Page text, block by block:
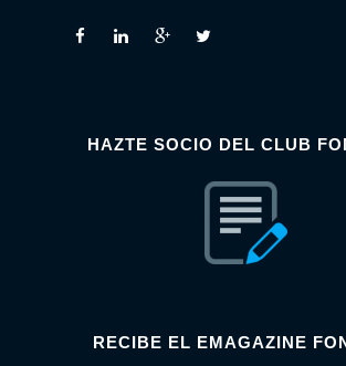
HAZTE SOCIO DEL CLUB
RECIBE EL EMAGAZINE